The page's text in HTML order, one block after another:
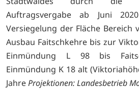
Auftragsvergabe ab Juni
Versiegelung der Fläche Bereich
Ausbau Faitschkehre bis zur
Einmündung L 98 bis
Einmündung K 18 alt
JahreProjektionen: Landesbetrieb